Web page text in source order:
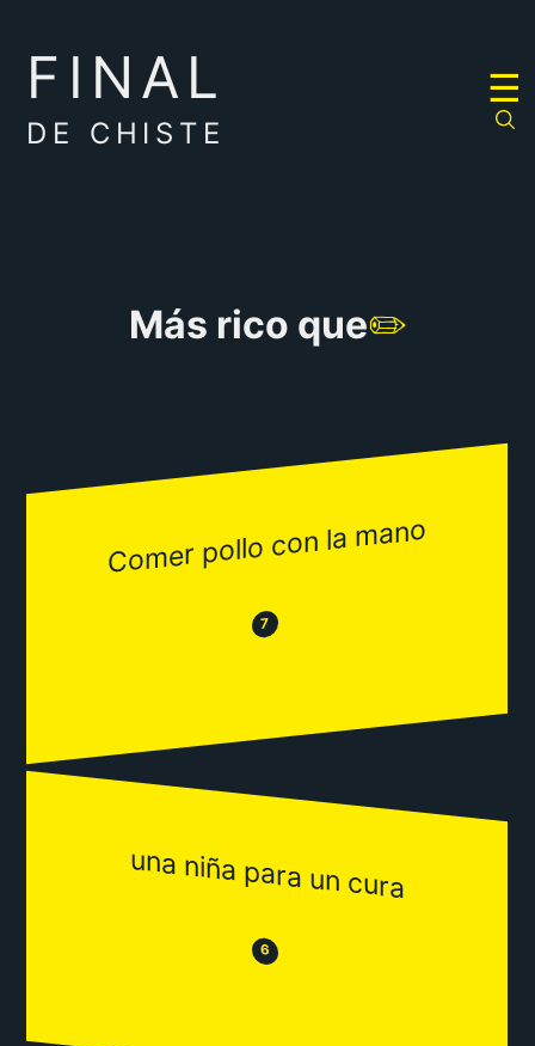
FINAL
DE CHISTE
☰
Más rico que✏️
Comer pollo con la mano
😒 7 😂
una niña para un cura
😒 6 😂